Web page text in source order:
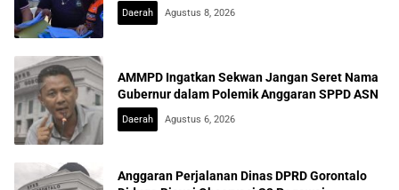
Daerah Agustus 8, 2026
AMMPD Ingatkan Sekwan Jangan Seret Nama
Gubernur dalam Polemik Anggaran SPPD ASN
Daerah Agustus 6, 2026
Anggaran Perjalanan Dinas DPRD Gorontalo